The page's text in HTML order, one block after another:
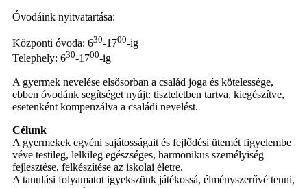
Óvodáink nyitvatartása:
Központi óvoda: 630-1700-ig
Telephely: 630-1700-ig
A gyermek nevelése elsősorban a család joga és kötelessége,
ebben óvodánk segítséget nyújt: tiszteletben tartva, kiegészítve,
esetenként kompenzálva a családi nevelést.
Célunk
A gyermekek egyéni sajátosságait és fejlődési ütemét figyelembe
véve testileg, lelkileg egészséges, harmonikus személyiség
fejlesztése, felkészítése az iskolai életre.
A tanulási folyamatot igyekszünk játékossá, élményszerűvé tenni,